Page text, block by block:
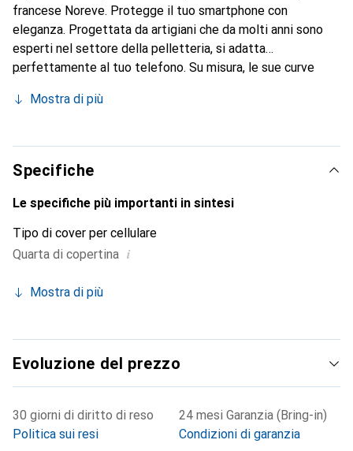
francese Noreve. Protegge il tuo smartphone con
eleganza. Progettata da artigiani che da molti anni sono
esperti nel settore della pelletteria, si adatta
perfettamente al tuo telefono. Su misura, le sue curve
Diventa un accessorio elegante e indispensabile per il tuo
prodotti di alta qualità, il marchio Noreve è una scelta
sicura per una clientela esigente.
Mostra di più
Specifiche
Le specifiche più importanti in sintesi
Tipo di cover per cellulare
Quarta di copertina i
Mostra di più
Evoluzione del prezzo
30 giorni di diritto di reso
Politica sui resi
24 mesi Garanzia (Bring-in)
Condizioni di garanzia